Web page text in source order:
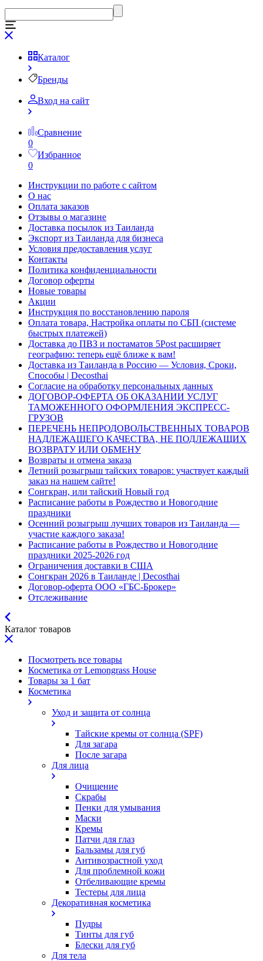
Каталог
Бренды
Вход на сайт
Сравнение
0
Избранное
0
Инструкции по работе с сайтом
О нас
Оплата заказов
Отзывы о магазине
Доставка посылок из Таиланда
Экспорт из Таиланда для бизнеса
Условия предоставления услуг
Контакты
Политика конфиденциальности
Договор оферты
Новые товары
Акции
Инструкция по восстановлению пароля
Оплата товара, Настройка оплаты по СБП (системе
быстрых платежей)
Доставка до ПВЗ и постаматов 5Post расширяет
географию: теперь ещё ближе к вам!
Доставка из Таиланда в Россию — Условия, Сроки,
Способы | Decosthai
Согласие на обработку персональных данных
ДОГОВОР-ОФЕРТА ОБ ОКАЗАНИИ УСЛУГ
ТАМОЖЕННОГО ОФОРМЛЕНИЯ ЭКСПРЕСС-
ГРУЗОВ
ПЕРЕЧЕНЬ НЕПРОДОВОЛЬСТВЕННЫХ ТОВАРОВ
НАДЛЕЖАЩЕГО КАЧЕСТВА, НЕ ПОДЛЕЖАЩИХ
ВОЗВРАТУ ИЛИ ОБМЕНУ
Возвраты и отмена заказа
Летний розыгрыш тайских товаров: участвует каждый
заказ на нашем сайте!
Сонгкран, или тайский Новый год
Расписание работы в Рождество и Новогодние
праздники
Осенний розыгрыш лучших товаров из Таиланда —
участие каждого заказа!
Расписание работы в Рождество и Новогодние
праздники 2025-2026 год
Ограничения доставки в США
Сонгкран 2026 в Таиланде | Decosthai
Договор-оферта ООО «ГБС-Брокер»
Отслеживание
Каталог товаров
Посмотреть все товары
Косметика от Lemongrass House
Товары за 1 бат
Косметика
Уход и защита от солнца
Тайские кремы от солнца (SPF)
Для загара
После загара
Для лица
Очищение
Скрабы
Пенки для умывания
Маски
Кремы
Патчи для глаз
Бальзамы для губ
Антивозрастной уход
Для проблемной кожи
Oтбеливающие кремы
Тестеры для лица
Декоративная косметика
Пудры
Тинты для губ
Блески для губ
Для тела